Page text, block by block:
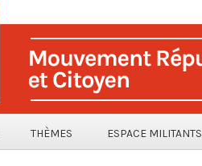
THÈMES ESPACE MILITANTS